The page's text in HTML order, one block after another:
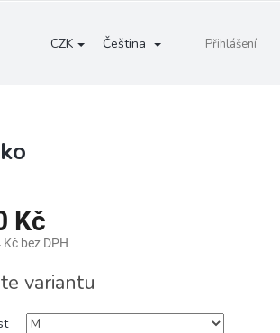
CZK Čeština Přihlášení
Kč
bez DPH
variantu